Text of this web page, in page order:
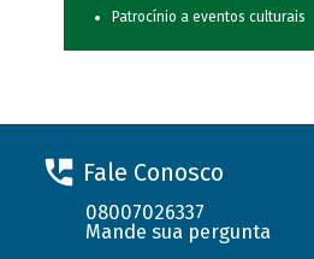
Patrocínio a eventos culturais
Fale Conosco
08007026337
Mande sua pergunta